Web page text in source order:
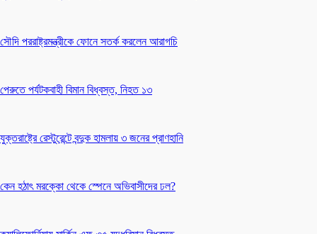
সৌদি পররাষ্ট্রমন্ত্রীকে ফোনে সতর্ক করলেন আরাগচি
পেরুতে পর্যটকবাহী বিমান বিধ্বস্ত, নিহত ১৩
যুক্তরাষ্ট্রে রেস্টুরেন্টে বন্দুক হামলায় ৩ জনের প্রাণহানি
কেন হঠাৎ মরক্কো থেকে স্পেনে অভিবাসীদের ঢল?